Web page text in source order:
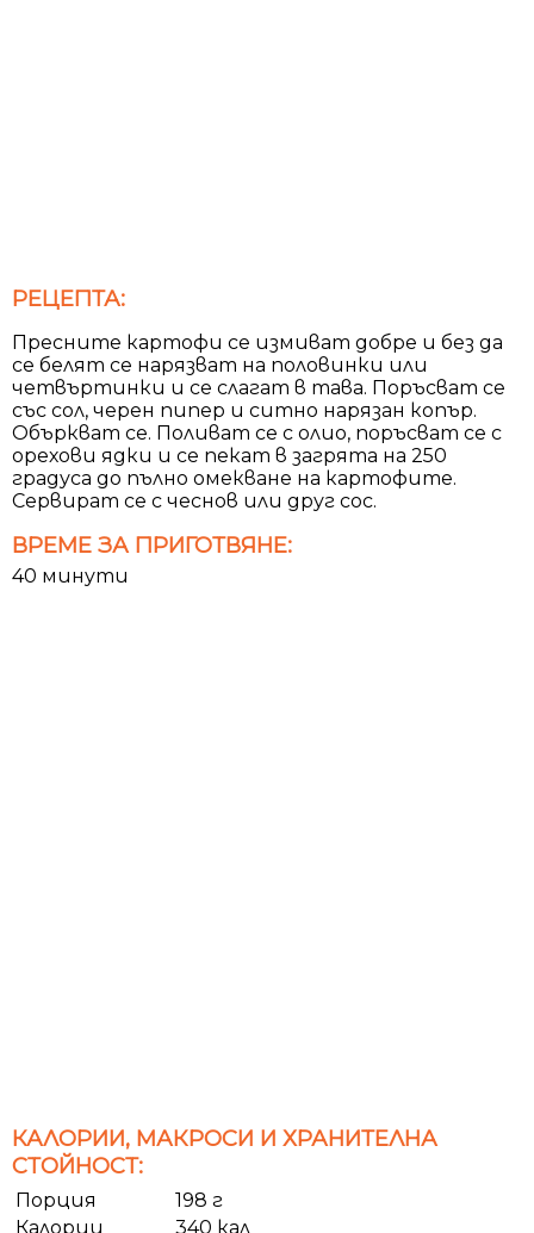
РЕЦЕПТА:
Пресните картофи се измиват добре и без да
се белят се нарязват на половинки или
четвъртинки и се слагат в тава. Поръсват се
със сол, черен пипер и ситно нарязан копър.
Объркват се. Поливат се с олио, поръсват се с
орехови ядки и се пекат в загрята на 250
градуса до пълно омекване на картофите.
Сервират се с чеснов или друг сос.
ВРЕМЕ ЗА ПРИГОТВЯНЕ:
40 минути
КАЛОРИИ, МАКРОСИ И ХРАНИТЕЛНА
СТОЙНОСТ:
Порция
198 г
Калории
340 кал